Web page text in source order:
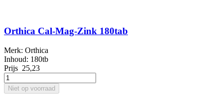
Orthica Cal-Mag-Zink 180tab
Merk: Orthica
Inhoud: 180tb
Prijs 25,23
Niet op voorraad